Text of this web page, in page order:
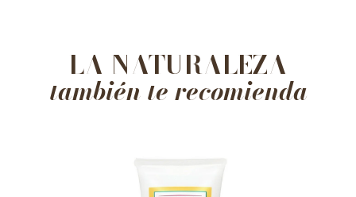
LA NATURALEZA
también te recomienda